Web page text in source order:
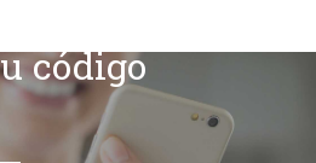
código